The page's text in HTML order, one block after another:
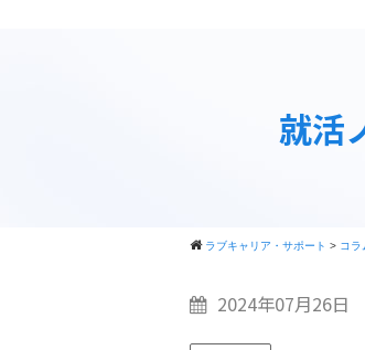
就活
ラブキャリア・サポート > コラ
2024年07月26日